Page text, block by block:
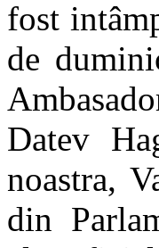
fost
de
Datev
noastra,
din